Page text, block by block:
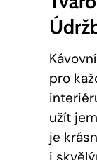
pro
užít
je